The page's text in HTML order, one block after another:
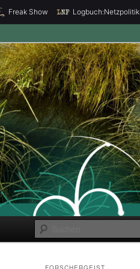
Freak Show Logbuch:Netzpolitik